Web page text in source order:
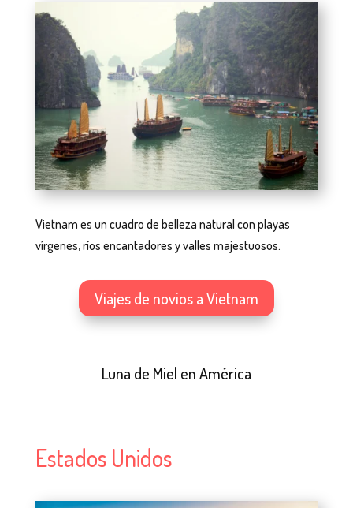
Vietnam es un cuadro de belleza natural con playas
vírgenes, ríos encantadores y valles majestuosos.
Viajes de novios a Vietnam
Luna de Miel en América
Estados Unidos